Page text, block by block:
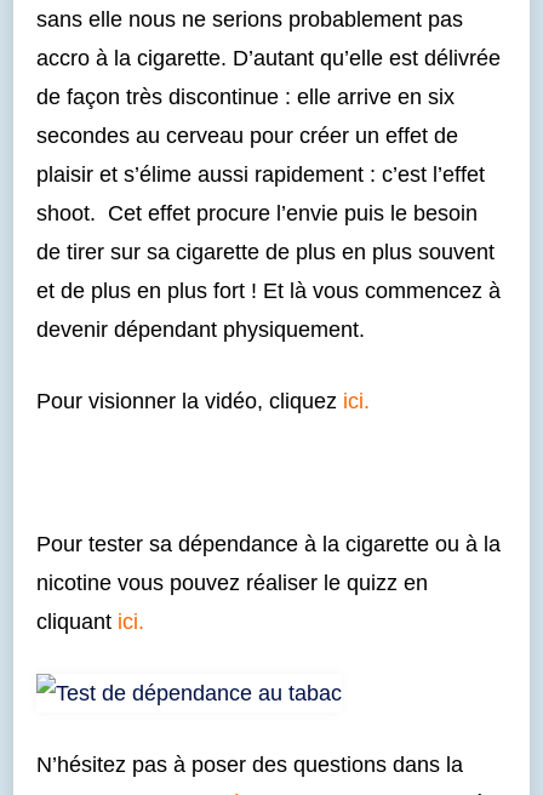
sans elle nous ne serions probablement pas
accro à la cigarette. D’autant qu’elle est délivrée
de façon très discontinue : elle arrive en six
secondes au cerveau pour créer un effet de
plaisir et s’élime aussi rapidement : c’est l’effet
shoot. Cet effet procure l’envie puis le besoin
de tirer sur sa cigarette de plus en plus souvent
et de plus en plus fort ! Et là vous commencez à
devenir dépendant physiquement.
Pour visionner la vidéo, cliquez ici.
Pour tester sa dépendance à la cigarette ou à la
nicotine vous pouvez réaliser le quizz en
cliquant ici.
N’hésitez pas à poser des questions dans la